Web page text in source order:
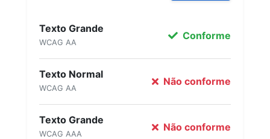
Texto Grande
WCAG AA
Conforme
Texto Normal
WCAG AA
Não conforme
Texto Grande
WCAG AAA
Não conforme